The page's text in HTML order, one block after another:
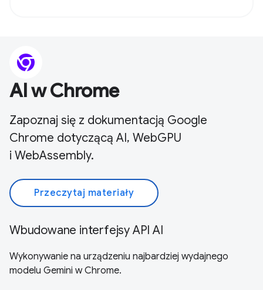
AI w Chrome
Zapoznaj się z dokumentacją Google
Chrome dotyczącą AI, WebGPU
i WebAssembly.
Przeczytaj materiały
Wbudowane interfejsy API AI
Wykonywanie na urządzeniu najbardziej wydajnego
modelu Gemini w Chrome.